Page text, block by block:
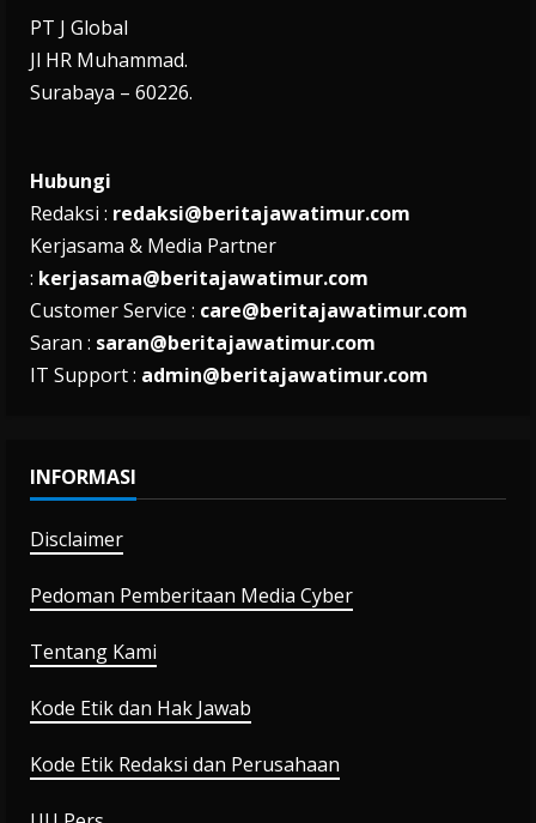
PT J Global
Jl HR Muhammad.
Surabaya – 60226.
Hubungi
Redaksi : redaksi@beritajawatimur.com
Kerjasama & Media Partner
: kerjasama@beritajawatimur.com
Customer Service : care@beritajawatimur.com
Saran : saran@beritajawatimur.com
IT Support : admin@beritajawatimur.com
INFORMASI
Disclaimer
Pedoman Pemberitaan Media Cyber
Tentang Kami
Kode Etik dan Hak Jawab
Kode Etik Redaksi dan Perusahaan